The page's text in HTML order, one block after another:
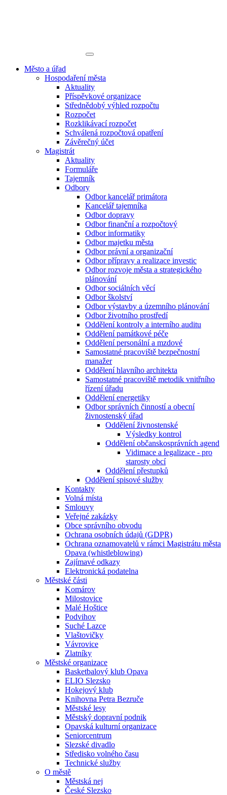
Město a úřad
Hospodaření města
Aktuality
Příspěvkové organizace
Střednědobý výhled rozpočtu
Rozpočet
Rozklikávací rozpočet
Schválená rozpočtová opatření
Závěrečný účet
Magistrát
Aktuality
Formuláře
Tajemník
Odbory
Odbor kancelář primátora
Kancelář tajemníka
Odbor dopravy
Odbor finanční a rozpočtový
Odbor informatiky
Odbor majetku města
Odbor právní a organizační
Odbor přípravy a realizace investic
Odbor rozvoje města a strategického
plánování
Odbor sociálních věcí
Odbor školství
Odbor výstavby a územního plánování
Odbor životního prostředí
Oddělení kontroly a interního auditu
Oddělení památkové péče
Oddělení personální a mzdové
Samostatné pracoviště bezpečnostní
manažer
Oddělení hlavního architekta
Samostatné pracoviště metodik vnitřního
řízení úřadu
Oddělení energetiky
Odbor správních činností a obecní
živnostenský úřad
Oddělení živnostenské
Výsledky kontrol
Oddělení občanskosprávních agend
Vidimace a legalizace - pro
starosty obcí
Oddělení přestupků
Oddělení spisové služby
Kontakty
Volná místa
Smlouvy
Veřejné zakázky
Obce správního obvodu
Ochrana osobních údajů (GDPR)
Ochrana oznamovatelů v rámci Magistrátu města
Opava (whistleblowing)
Zajímavé odkazy
Elektronická podatelna
Městské části
Komárov
Milostovice
Malé Hoštice
Podvihov
Suché Lazce
Vlaštovičky
Vávrovice
Zlatníky
Městské organizace
Basketbalový klub Opava
ELIO Slezsko
Hokejový klub
Knihovna Petra Bezruče
Městské lesy
Městský dopravní podnik
Opavská kulturní organizace
Seniorcentrum
Slezské divadlo
Středisko volného času
Technické služby
O městě
Městská nej
České Slezsko